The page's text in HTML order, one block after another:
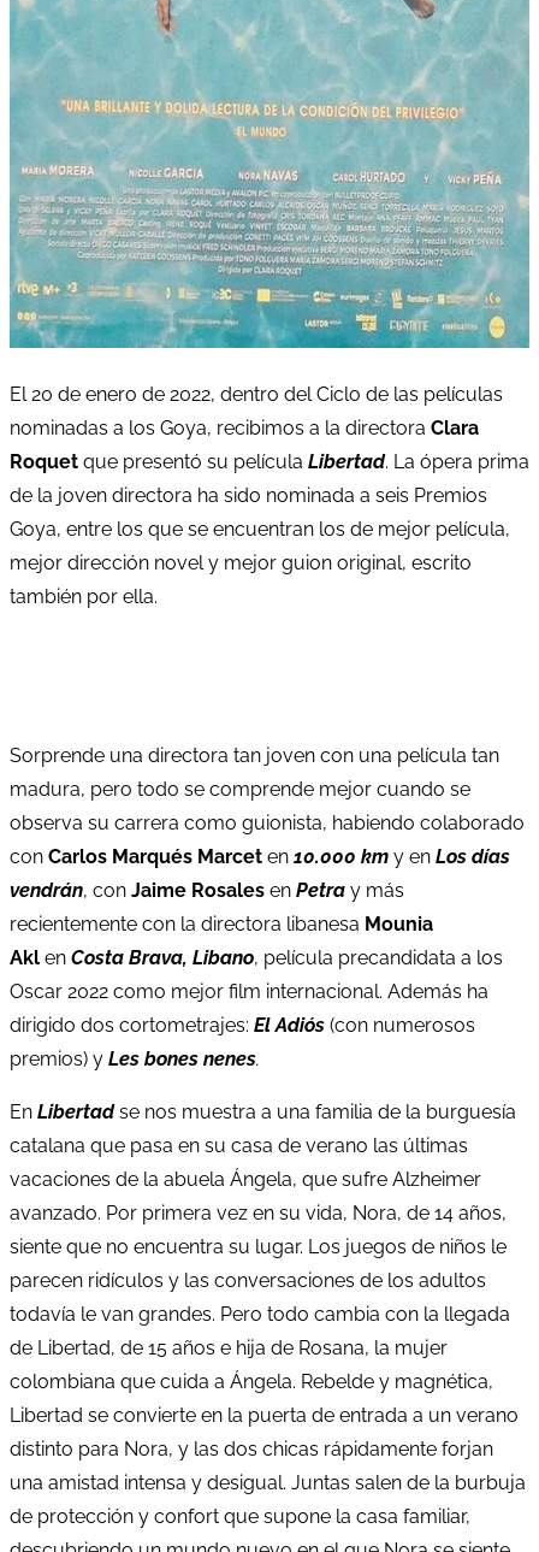
El 20 de enero de 2022, dentro del Ciclo de las películas
nominadas a los Goya, recibimos a la directora Clara
Roquet que presentó su película Libertad. La ópera prima
de la joven directora ha sido nominada a seis Premios
Goya, entre los que se encuentran los de mejor película,
mejor dirección novel y mejor guion original, escrito
también por ella.
Sorprende una directora tan joven con una película tan
madura, pero todo se comprende mejor cuando se
observa su carrera como guionista, habiendo colaborado
con Carlos Marqués Marcet en 10.000 km y en Los días
vendrán, con Jaime Rosales en Petra y más
recientemente con la directora libanesa Mounia
Akl en Costa Brava, Libano, película precandidata a los
Oscar 2022 como mejor film internacional. Además ha
dirigido dos cortometrajes: El Adiós (con numerosos
premios) y Les bones nenes.
En Libertadse nos muestra a una familia de la burguesía
catalana que pasa en su casa de verano las últimas
vacaciones de la abuela Ángela, que sufre Alzheimer
avanzado. Por primera vez en su vida, Nora, de 14 años,
siente que no encuentra su lugar. Los juegos de niños le
parecen ridículos y las conversaciones de los adultos
todavía le van grandes. Pero todo cambia con la llegada
de Libertad, de 15 años e hija de Rosana, la mujer
colombiana que cuida a Ángela. Rebelde y magnética,
Libertad se convierte en la puerta de entrada a un verano
distinto para Nora, y las dos chicas rápidamente forjan
una amistad intensa y desigual. Juntas salen de la burbuja
de protección y confort que supone la casa familiar,